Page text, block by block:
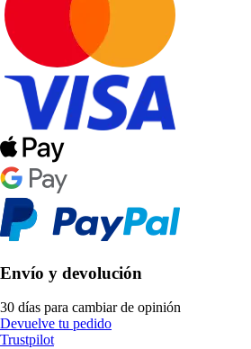
Envío y devolución
30 días para cambiar de opinión
Devuelve tu pedido
Trustpilot